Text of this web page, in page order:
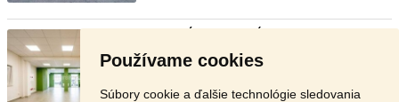
Používame cookies
Súbory cookie a ďalšie technológie sledovania
HĽADÁTE STABILNÉ A FLEXIBILNÉ
PODNIKATEĽSKÉ ZÁZEMIE S VÝBORNOU DO ...
Banská Bystrica - 974 01